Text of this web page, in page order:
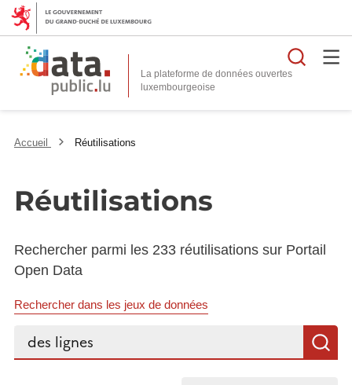
La plateforme de données ouvertes
Accueil Réutilisations
Réutilisations
Rechercher parmi les 233 réutilisations sur Portail
Open Data
Rechercher dans les jeux de données
Rechercher...